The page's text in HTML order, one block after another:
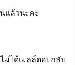
แล้วนะคะ
ม่ได้เมลล์ตอบกลับ